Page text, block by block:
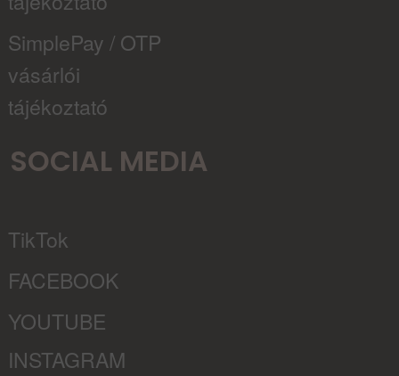
SimplePay / OTP
vásárlói
tájékoztató
SOCIAL MEDIA
TikTok
FACEBOOK
YOUTUBE
INSTAGRAM